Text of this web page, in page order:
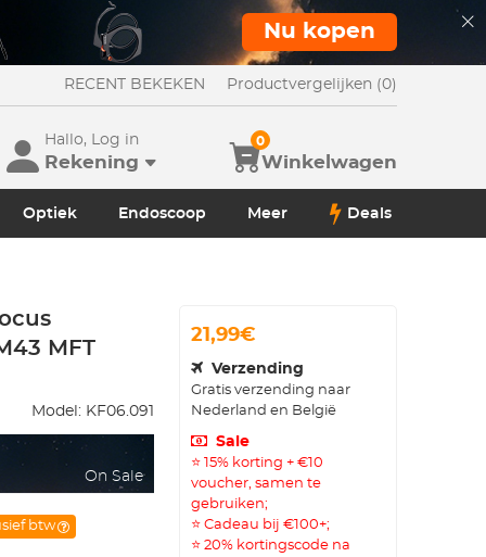
Nu kopen
RECENT BEKEKEN Productvergelijken (0)
Hallo, Log in
Rekening Winkelwagen
0
Optiek Endoscoop Meer Deals
MFT
Model: KF06.091
On Sale
btw
21,99€
Verzending
Gratis verzending naar
Nederland en België
Sale
⭐ 15% korting + €10
voucher, samen te
gebruiken;
⭐ Cadeau bij €100+;
⭐ 20% kortingscode na